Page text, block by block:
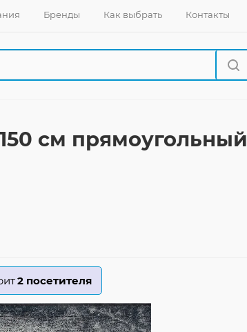
Бренды Как выбрать Контакты
см прямоугольный
2 посетителя